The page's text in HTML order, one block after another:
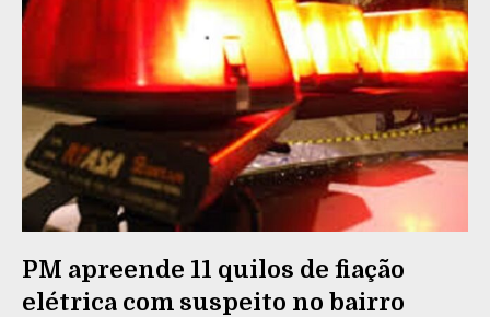
PM apreende 11 quilos de fiação
elétrica com suspeito no bairro